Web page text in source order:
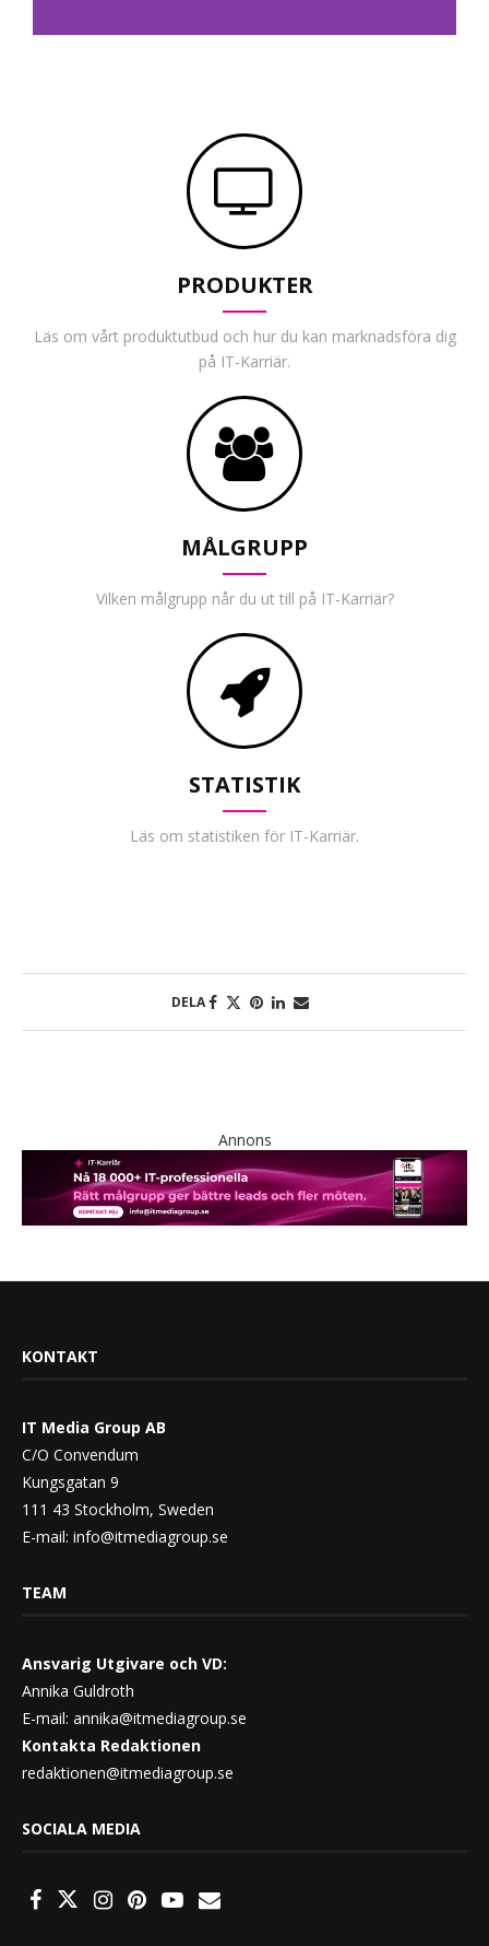
PRODUKTER
Läs om vårt produktutbud och hur du kan marknadsföra dig
på IT-Karriär.
MÅLGRUPP
Vilken målgrupp når du ut till på IT-Karriär?
STATISTIK
Läs om statistiken för IT-Karriär.
DELA
Annons
KONTAKT
IT Media Group AB
C/O Convendum
Kungsgatan 9
111 43 Stockholm, Sweden
E-mail: info@itmediagroup.se
TEAM
Ansvarig Utgivare och VD:
Annika Guldroth
E-mail: annika@itmediagroup.se
Kontakta Redaktionen
redaktionen@itmediagroup.se
SOCIALA MEDIA